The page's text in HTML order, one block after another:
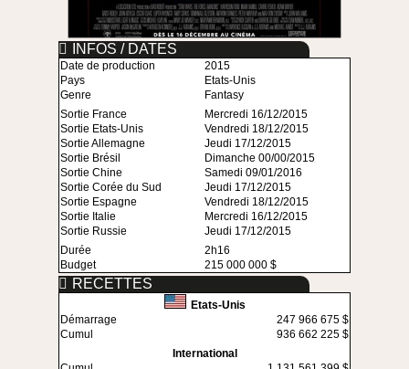
INFOS / DATES
Date de production
2015
Pays
Etats-Unis
Genre
Fantasy
Sortie France
Mercredi 16/12/2015
Sortie Etats-Unis
Vendredi 18/12/2015
Sortie Allemagne
Jeudi 17/12/2015
Sortie Brésil
Dimanche 00/00/2015
Sortie Chine
Samedi 09/01/2016
Sortie Corée du Sud
Jeudi 17/12/2015
Sortie Espagne
Vendredi 18/12/2015
Sortie Italie
Mercredi 16/12/2015
Sortie Russie
Jeudi 17/12/2015
Durée
2h16
Budget
215 000 000 $
RECETTES
Etats-Unis
Démarrage
247 966 675 $
Cumul
936 662 225 $
International